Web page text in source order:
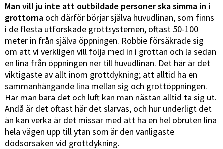
Man vill ju inte att outbildade personer ska simma in i
grottorna och därför börjar själva huvudlinan, som finns
i de flesta utforskade grottsystemen, oftast 50-100
meter in från själva öppningen. Robbie försäkrade sig
om att vi verkligen vill följa med in i grottan och la sedan
en lina från öppningen ner till huvudlinan. Det här är det
viktigaste av allt inom grottdykning; att alltid ha en
sammanhängande lina mellan sig och grottöppningen.
Har man bara det och luft kan man nästan alltid ta sig ut.
Ändå är det oftast här det slarvas, och hur underligt det
än kan verka är det missar med att ha en hel obruten lina
hela vägen upp till ytan som är den vanligaste
dödsorsaken vid grottdykning.